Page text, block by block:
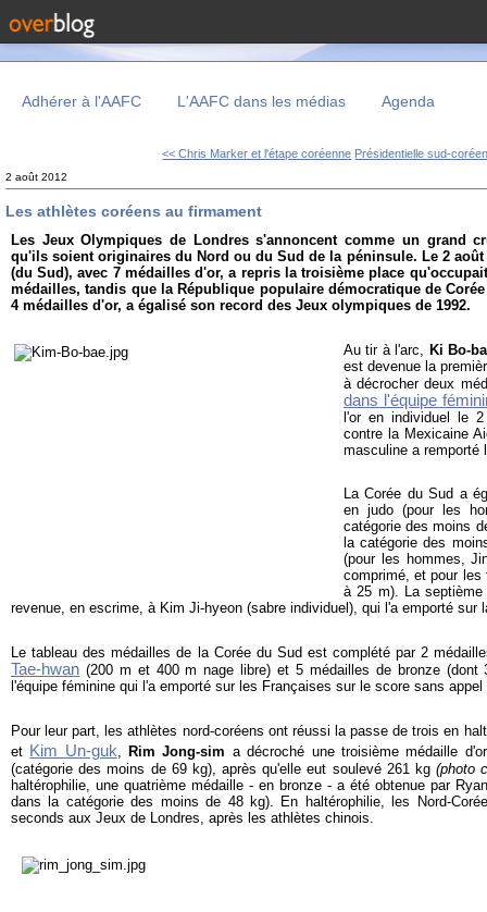
Adhérer à l'AAFC L'AAFC dans les médias Agenda
<< Chris Marker et l'étape coréenne Présidentielle sud-
2 août 2012
Les athlètes coréens au firmament
Les Jeux Olympiques de Londres s'annoncent comme un grand
qu'ils soient originaires du Nord ou du Sud de la péninsule. Le 2 août
(du Sud), avec 7 médailles d'or, a repris la troisième place
médailles, tandis que la République populaire démocratique de Corée
4 médailles d'or, a égalisé son record des Jeux olympiques de 1992.
Au tir à l'arc, Ki Bo-
est devenue la
à décrocher deux
dans l'équipe
l'or en individuel le
contre la Mexicaine
masculine a remporté
La Corée du Sud a
en judo (pour les
catégorie des moins
la catégorie des
(pour les hommes,
comprimé, et pour
à 25 m). La septième
revenue, en escrime, à Kim Ji-hyeon (sabre individuel), qui l'a emporté sur
Le tableau des médailles de la Corée du Sud est complété par 2
Tae-hwan (200 m et 400 m nage libre) et 5 médailles de bronze (dont
l'équipe féminine qui l'a emporté sur les Françaises sur le score sans
Pour leur part, les athlètes nord-coréens ont réussi la passe de trois en
et Kim Un-guk ,Rim Jong-sim a décroché une troisième médaille
(catégorie des moins de 69 kg), après qu'elle eut soulevé 261 kg(photo
haltérophilie, une quatrième médaille - en bronze - a été obtenue par
dans la catégorie des moins de 48 kg). En haltérophilie, les Nord-
seconds aux Jeux de Londres, après les athlètes chinois.